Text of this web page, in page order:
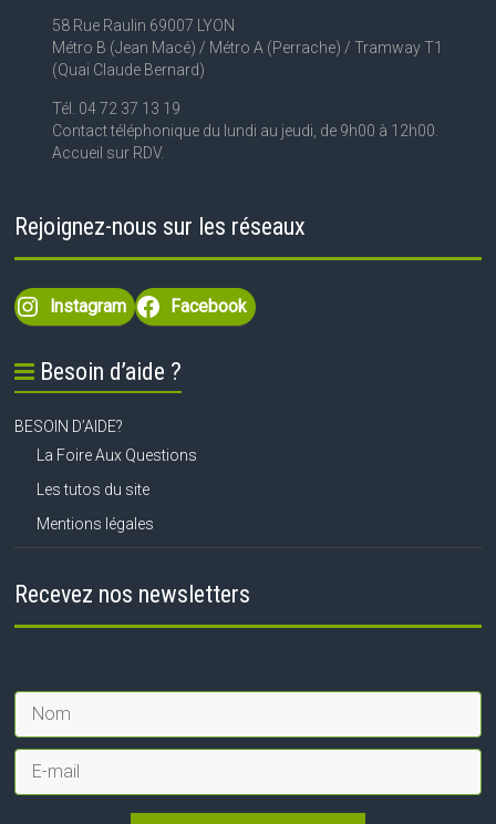
58 Rue Raulin 69007 LYON
Métro B (Jean Macé) / Métro A (Perrache) / Tramway T1
(Quai Claude Bernard)
Tél. 04 72 37 13 19
Contact téléphonique du lundi au jeudi, de 9h00 à 12h00.
Accueil sur RDV.
Rejoignez-nous sur les réseaux
Instagram Facebook
Besoin d’aide ?
BESOIN D’AIDE?
La Foire Aux Questions
Les tutos du site
Mentions légales
Recevez nos newsletters